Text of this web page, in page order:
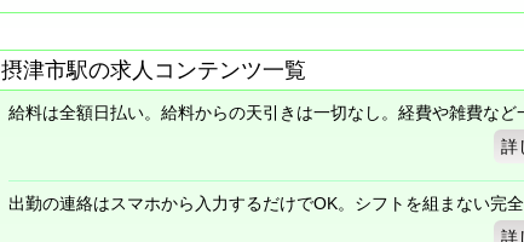
摂津市駅の求人コンテンツ一覧
給料は全額日払い。給料からの天引きは一切なし。経費や雑費など
詳
出勤の連絡はスマホから入力するだけでOK。シフトを組まない完
詳